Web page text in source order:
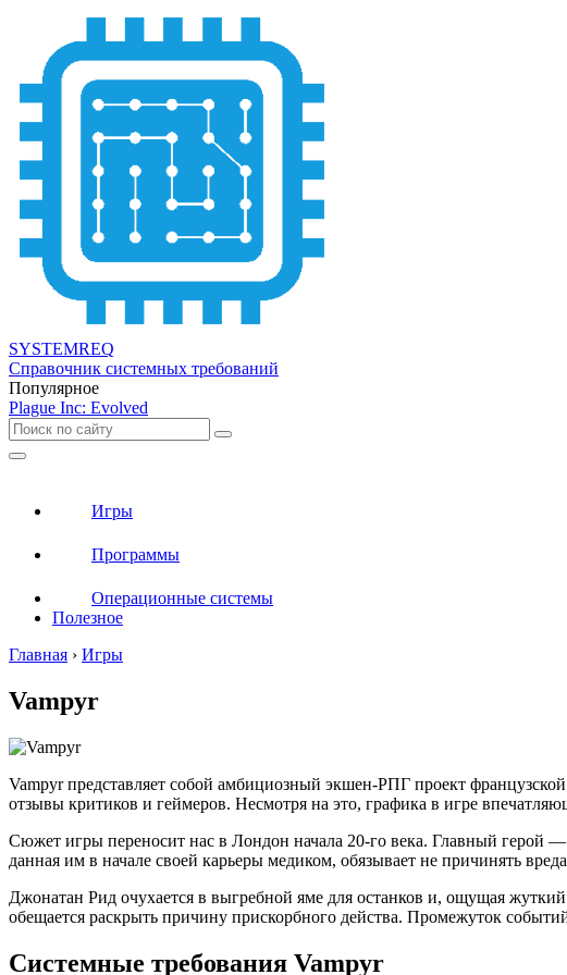
SYSTEMREQ
Справочник системных требований
Популярное
Plague Inc: Evolved
Игры
Программы
Операционные системы
Полезное
Главная › Игры
Vampyr
Vampyr представляет собой амбициозный экшен-РПГ проект
отзывы критиков и геймеров. Несмотря на это, графика в игре
Сюжет игры переносит нас в Лондон начала 20-го века. Главный герой
данная им в начале своей карьеры медиком, обязывает не причинять
Джонатан Рид очухается в выгребной яме для останков и, ощущая
обещается раскрыть причину прискорбного действа. Промежуток
Системные требования Vampyr